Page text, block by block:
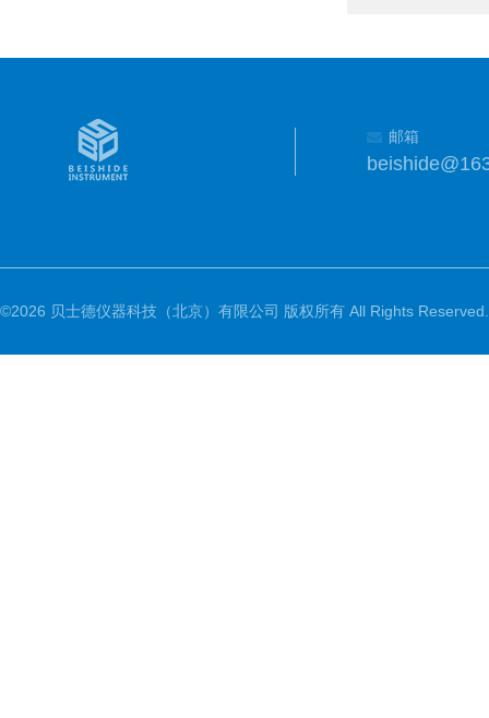
邮箱
©2026 贝士德仪器科技（北京）有限公司 版权所有 All Rights Reserved.